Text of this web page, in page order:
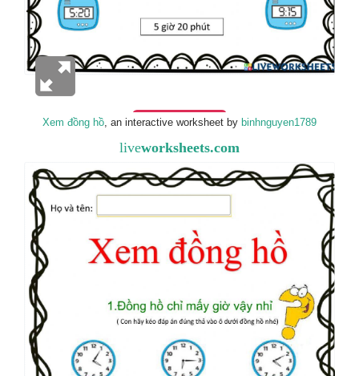
Xem đồng hồ, an interactive worksheet by binhnguyen1789
liveworksheets.com